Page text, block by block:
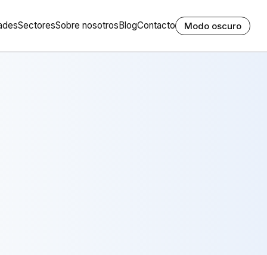
SectoresSobre nosotros BlogContacto Modo oscuro